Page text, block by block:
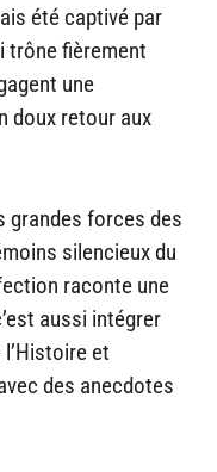
été captivé par
trône fièrement
une
doux retour aux
grandes forces des
silencieux du
raconte une
aussi intégrer
et
des anecdotes